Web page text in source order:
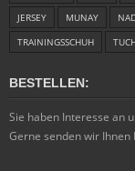
JERSEY
MUNAY
TRAININGSSCHUH
BESTELLEN:
Sie haben Interesse an
Gerne senden wir